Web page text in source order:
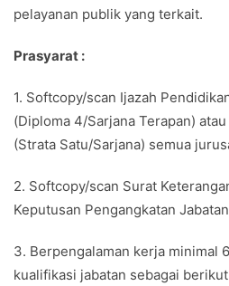
pelayanan publik yang terkait.
Prasyarat :
1. Softcopy/scan Ijazah
(Diploma 4/Sarjana Terapan) atau
(Strata Satu/Sarjana) semua
2. Softcopy/scan Surat
Keputusan Pengangkatan
3. Berpengalaman kerja minimal
kualifikasi jabatan sebagai